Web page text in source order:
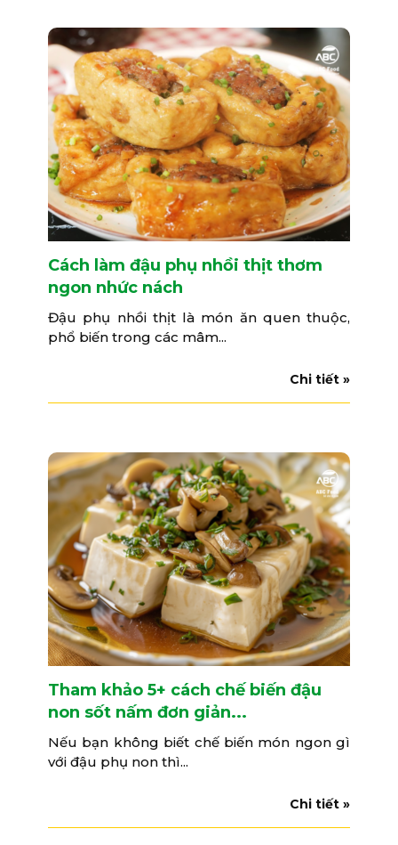
Cách làm đậu phụ nhồi thịt thơm
ngon nhức nách
Đậu phụ nhồi thịt là món ăn quen thuộc,
phổ biến trong các mâm...
Chi tiết »
Tham khảo 5+ cách chế biến đậu
non sốt nấm đơn giản...
Nếu bạn không biết chế biến món ngon gì
với đậu phụ non thì...
Chi tiết »